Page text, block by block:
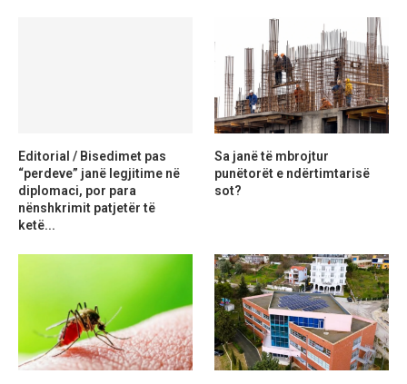
Editorial / Bisedimet pas
“perdeve” janë legjitime në
diplomaci, por para
nënshkrimit patjetër të
ketë...
Sa janë të mbrojtur
punëtorët e ndërtimtarisë
sot?